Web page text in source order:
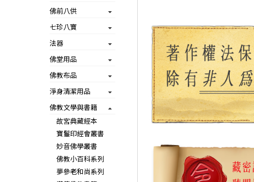
佛前八供
七珍八寶
法器
佛堂用品
佛教布品
淨身清潔用品
佛教文學與書籍
故宮典藏經本
寶鬘印經會叢書
妙音佛學叢書
佛教小百科系列
夢參老和尚系列